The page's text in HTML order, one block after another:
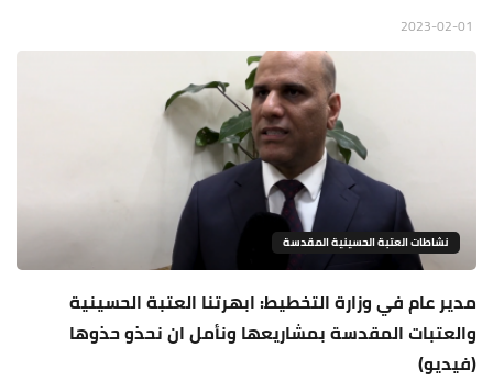
نشاطات العتبة الحسينية المقدسة
مدير عام في وزارة التخطيط: ابهرتنا العتبة الحسينية
والعتبات المقدسة بمشاريعها ونأمل ان نحذو حذوها
(فيديو)